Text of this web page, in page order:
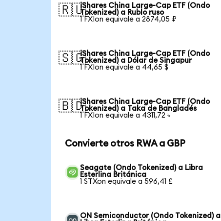
🇷🇺iShares China Large-Cap ETF (Ondo
Tokenized) a Rublo ruso
1 FXIon equivale a 2874,05 ₽
🇸🇬iShares China Large-Cap ETF (Ondo
Tokenized) a Dólar de Singapur
1 FXIon equivale a 44,65 $
🇧🇩iShares China Large-Cap ETF (Ondo
Tokenized) a Taka de Bangladés
1 FXIon equivale a 4311,72 ৳
Convierte otros RWA a GBP
Seagate (Ondo Tokenized) a Libra
Esterlina Británica
1 STXon equivale a 596,41 £
ON Semiconductor (Ondo Tokenized) a